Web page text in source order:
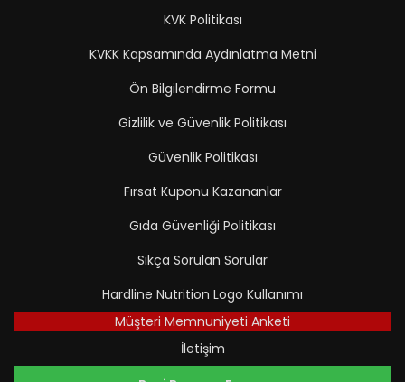
KVK Politikası
KVKK Kapsamında Aydınlatma Metni
Ön Bilgilendirme Formu
Gizlilik ve Güvenlik Politikası
Güvenlik Politikası
Fırsat Kuponu Kazananlar
Gıda Güvenliği Politikası
Sıkça Sorulan Sorular
Hardline Nutrition Logo Kullanımı
Müşteri Memnuniyeti Anketi
İletişim